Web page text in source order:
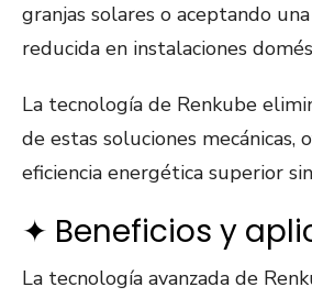
granjas solares o aceptando
reducida en instalaciones
La tecnología de Renkube
de estas soluciones mecánicas,
eficiencia energética superior
✦ Beneficios y
La tecnología avanzada de